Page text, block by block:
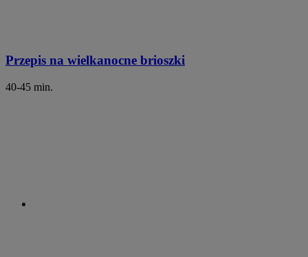
Przepis na wielkanocne brioszki
40-45 min.